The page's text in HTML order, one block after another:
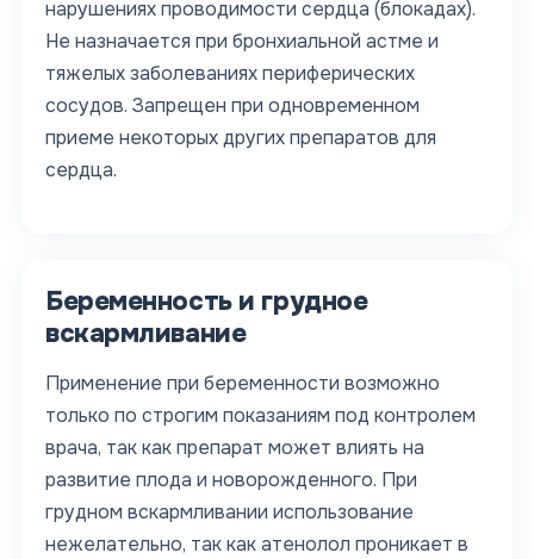
нарушениях проводимости сердца (блокадах).
Не назначается при бронхиальной астме и
тяжелых заболеваниях периферических
сосудов. Запрещен при одновременном
приеме некоторых других препаратов для
сердца.
Беременность и грудное
вскармливание
Применение при беременности возможно
только по строгим показаниям под контролем
врача, так как препарат может влиять на
развитие плода и новорожденного. При
грудном вскармливании использование
нежелательно, так как атенолол проникает в